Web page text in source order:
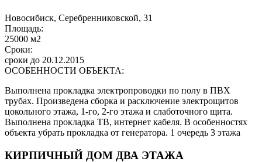
Новосибиск, Серебренниковской, 31
Площадь:
25000 м2
Сроки:
сроки до 20.12.2015
ОСОБЕННОСТИ ОБЪЕКТА:
Выполнена прокладка электропроводки по полу в ПВХ
трубах. Произведена сборка и расключение электрощитов
цокольного этажа, 1-го, 2-го этажа и слаботочного щита.
Выполнена прокладка ТВ, интернет кабеля. В особенностях
объекта убрать прокладка от генератора. 1 очередь 3 этажа
КИРПИЧНЫЙ ДОМ ДВА ЭТАЖА